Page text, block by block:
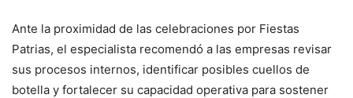
Ante la proximidad de las celebraciones por Fiestas
Patrias, el especialista recomendó a las empresas revisar
sus procesos internos, identificar posibles cuellos de
botella y fortalecer su capacidad operativa para sostener